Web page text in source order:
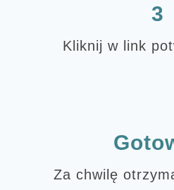
3
Kliknij w link
Za chwilę